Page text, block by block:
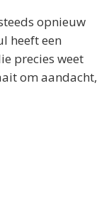
opnieuw
heeft een
precies weet
om aandacht,